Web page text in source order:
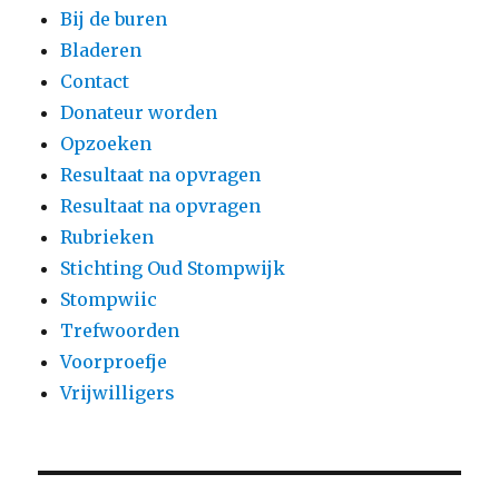
Bij de buren
Bladeren
Contact
Donateur worden
Opzoeken
Resultaat na opvragen
Resultaat na opvragen
Rubrieken
Stichting Oud Stompwijk
Stompwiic
Trefwoorden
Voorproefje
Vrijwilligers